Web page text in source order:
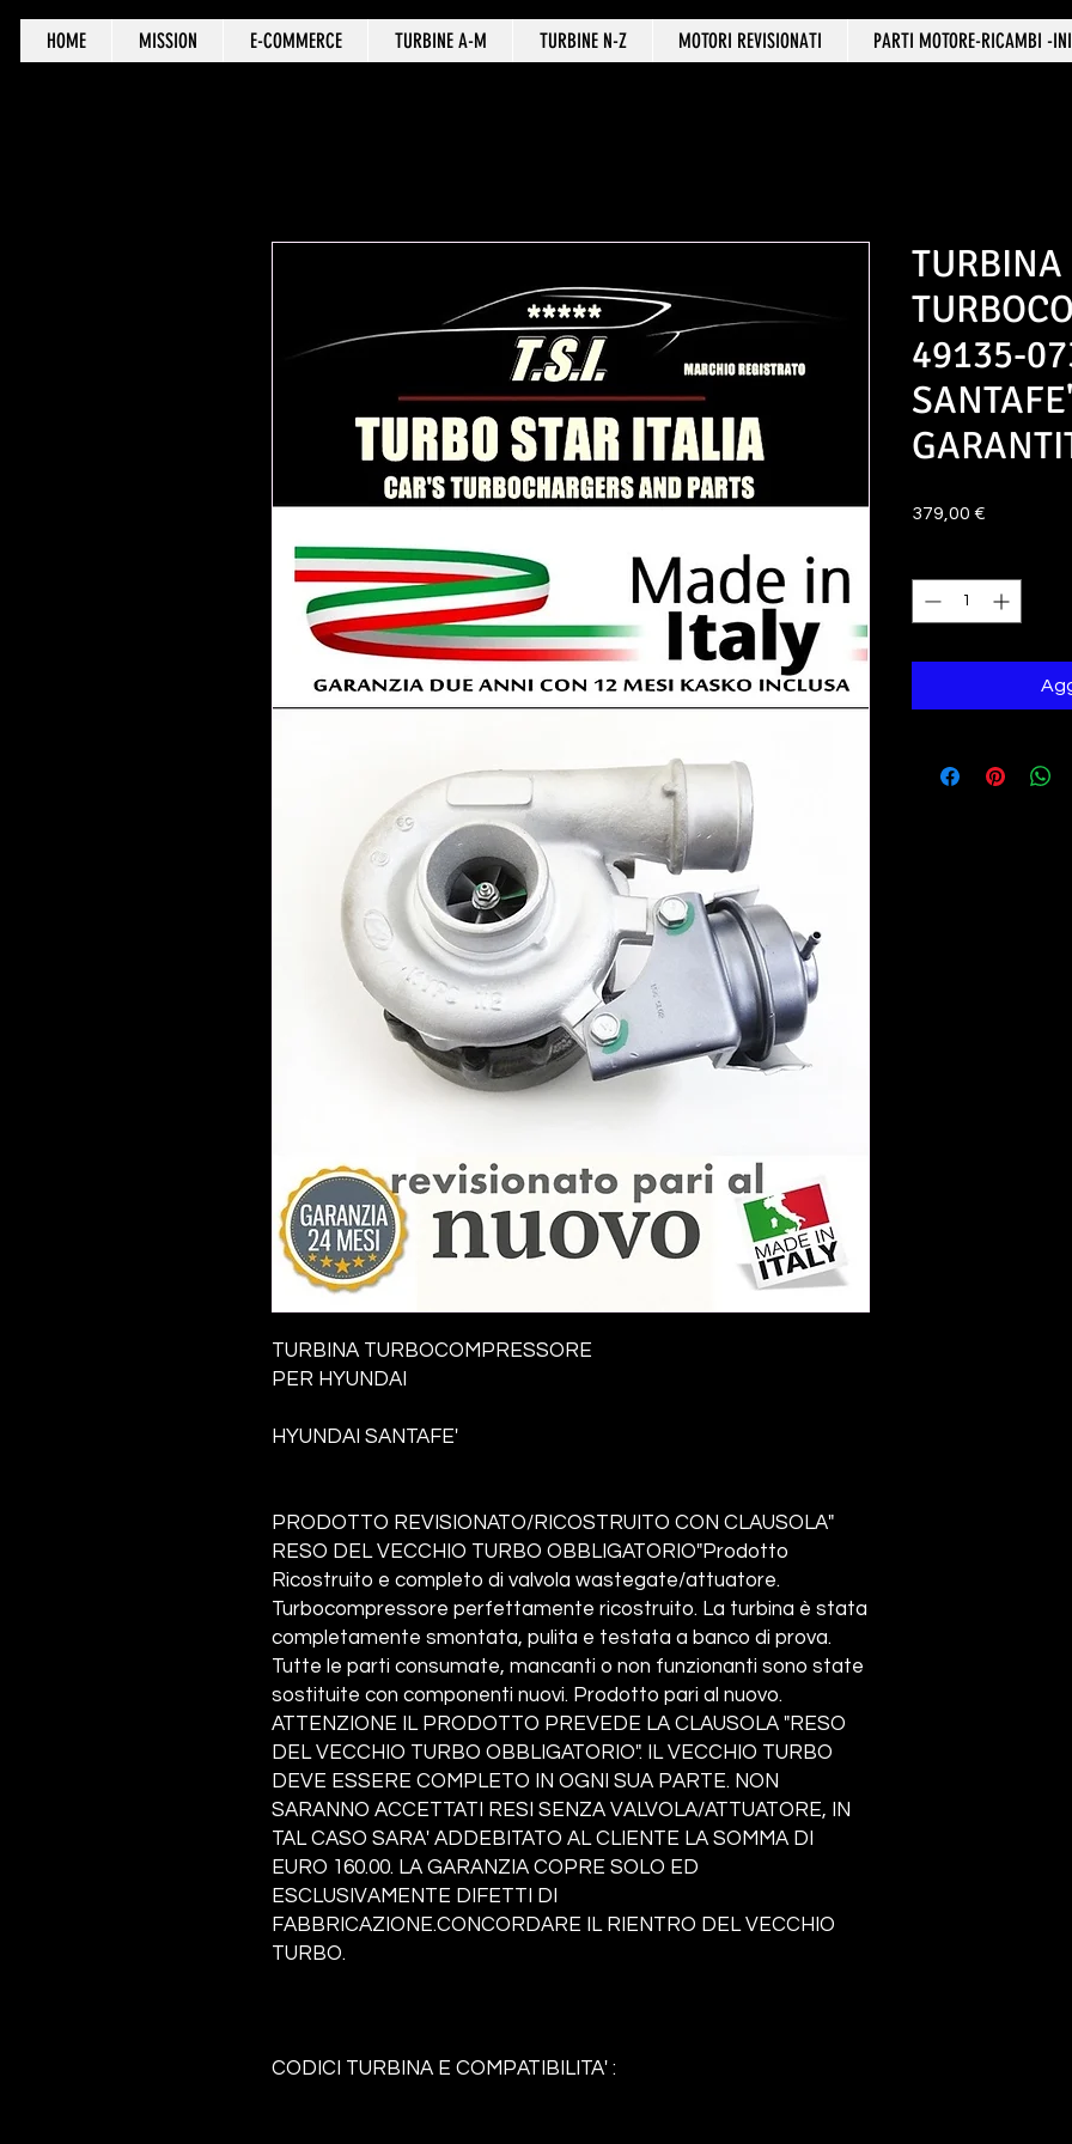
HOME MISSION E-COMMERCE TURBINE A-M TURBINE N-Z MOTORI REVISIONATI PARTI MOTORE-RICAMBI -
TURBINA TURBOCOMPRESSORE
PER HYUNDAI
HYUNDAI SANTAFE'
PRODOTTO REVISIONATO/RICOSTRUITO CON CLAUSOLA"
RESO DEL VECCHIO TURBO OBBLIGATORIO"Prodotto
Ricostruito e completo di valvola wastegate/attuatore.
Turbocompressore perfettamente ricostruito. La turbina è stata
completamente smontata, pulita e testata a banco di prova.
Tutte le parti consumate, mancanti o non funzionanti sono state
sostituite con componenti nuovi. Prodotto pari al nuovo.
ATTENZIONE IL PRODOTTO PREVEDE LA CLAUSOLA "RESO
DEL VECCHIO TURBO OBBLIGATORIO". IL VECCHIO TURBO
DEVE ESSERE COMPLETO IN OGNI SUA PARTE. NON
SARANNO ACCETTATI RESI SENZA VALVOLA/ATTUATORE, IN
TAL CASO SARA' ADDEBITATO AL CLIENTE LA SOMMA DI
EURO 160.00. LA GARANZIA COPRE SOLO ED
ESCLUSIVAMENTE DIFETTI DI
FABBRICAZIONE.CONCORDARE IL RIENTRO DEL VECCHIO
TURBO.
CODI CI TURBINA E COMPATIBILITA' :
TURBINA
49135-
379,00 €